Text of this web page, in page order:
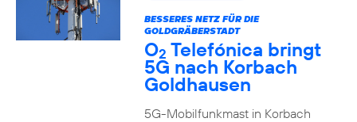
BESSERES NETZ FÜR DIE
GOLDGRÄBERSTADT
O2 Telefónica bringt
5G nach Korbach
Goldhausen
5G-Mobilfunkmast in Korbach